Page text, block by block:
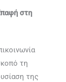
στη
τη
της